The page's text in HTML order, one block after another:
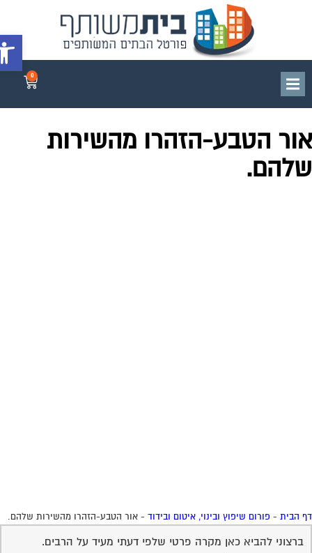
פתח
הטבע-הזהרו מהשירות
הבית- פורום שיפוץ ובינוי, איטום ובידוד- אור הטבע-הזהרו מהשירות שלהם.
ברצוני להביא כאן מקרה פרטי שלפי דעתי מעיד על הרבים.